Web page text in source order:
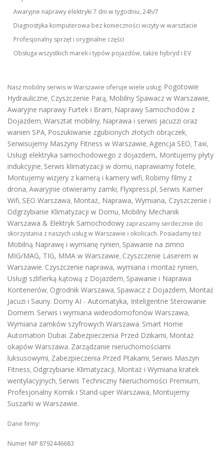
Awaryjne naprawy elektryki 7 dni w tygodniu, 24h/7
Diagnostyka komputerowa bez konieczności wizyty w warsztacie
Profesjonalny sprzęt i oryginalne części
Obsługa wszystkich marek i typów pojazdów, także hybryd i EV
Nasz mobilny serwis w Warszawie oferuje wiele usług: Pogotowie
Hydrauliczne, Czyszczenie Parą, Mobilny Spawacz w Warszawie,
Awaryjne naprawy Furtek i Bram, Naprawy Samochodów z
Dojazdem, Warsztat mobilny, Naprawa i serwis jacuzzi oraz
wanien SPA, Poszukiwanie zgubionych złotych obrączek,
Serwisujemy Maszyny Fitness w Warszawie, Agencja SEO, Taxi,
Usługi elektryka samochodowego z dojazdem, Montujemy płyty
indukcyjne, Serwis klimatyzacji w domu, naprawiamy fotele,
Montujemy wizjery z kamerą i kamery wifi, Robimy filmy z
drona, Awaryjnie otwieramy zamki, Flyxpress.pl, Serwis Kamer
Wifi, SEO Warszawa, Montaż, Naprawa, Wymiana, Czyszczenie i
Odgrzybianie Klimatyzacji w Domu, Mobilny Mechanik
Warszawa & Elektryk Samochodowy zapraszamy serdecznie do
skorzystania z naszych usług w Warszawie i okolicach. Posiadamy też
Mobilną Naprawę i wymianę rynien, Spawanie na zimno
MIG/MAG, TIG, MMA w Warszawie, Czyszczenie Laserem w
Warszawie. Czyszczenie naprawa, wymiana i montaż rynien,
Usługi szlifierką kątową z Dojazdem, Spawanie i Naprawa
Kontenerów, Ogrodnik Warszawa, Spawacz z Dojazdem, Montaż
Jacuzi i Sauny. Domy AI - Automatyka, Inteligentne Sterowanie
Domem. Serwis i wymiana wideodomofonów Warszawa,
Wymiana zamków szyfrowych Warszawa. Smart Home
Automation Dubai. Zabezpieczenia Przed Dzikami, Montaż
okapów Warszawa. Zarządzanie nieruchomościami
luksusowymi, Zabezpieczenia Przed Ptakami, Serwis Maszyn
Fitness, Odgrzybianie Klimatyzacji, Montaż i Wymiana kratek
wentylacyjnych, Serwis Techniczny Nieruchomości Premium,
Profesjonalny Komik i Stand-uper Warszawa, Montujemy
Suszarki w Warszawie.
Dane firmy:
Numer NIP 8792446683